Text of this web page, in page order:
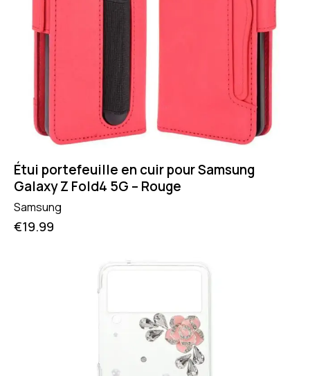
Étui portefeuille en cuir pour Samsung
Galaxy Z Fold4 5G – Rouge
Samsung
€19.99